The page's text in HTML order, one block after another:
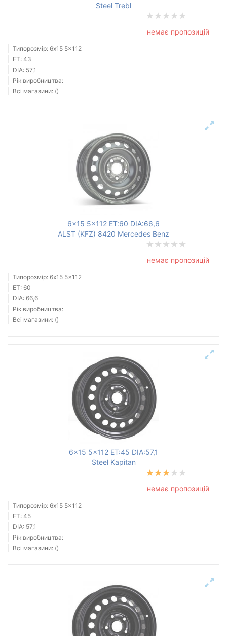
Steel Trebl
немає пропозицій
Типорозмір: 6x15 5x112
ET: 43
DIA: 57,1
Рік виробництва:
Всі магазини: ()
6x15 5x112 ET:60 DIA:66,6
ALST (KFZ) 8420 Mercedes Benz
немає пропозицій
Типорозмір: 6x15 5x112
ET: 60
DIA: 66,6
Рік виробництва:
Всі магазини: ()
6x15 5x112 ET:45 DIA:57,1
Steel Kapitan
немає пропозицій
Типорозмір: 6x15 5x112
ET: 45
DIA: 57,1
Рік виробництва:
Всі магазини: ()